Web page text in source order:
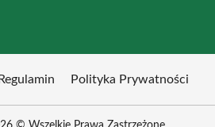
Regulamin Polityka Prywatności